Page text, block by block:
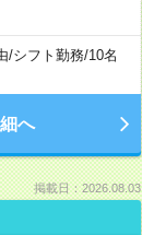
/シフト勤務/10名
へ
掲載日：2026.08.03